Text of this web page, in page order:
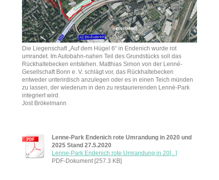
Die Liegenschaft „Auf dem Hügel 6“ in Endenich wurde rot
umrandet. Im Autobahn-nahen Teil des Grundstücks soll das
Rückhaltebecken entstehen. Matthias Simon von der Lenné-
Gesellschaft Bonn e. V. schlägt vor, das Rückhaltebecken
entweder unterirdisch anzulegen oder es in einen Teich münden
zu lassen, der wiederum in den zu restaurierenden Lenné-Park
integriert wird.
Jost Brökelmann
Lenne-Park Endenich rote Umrandung in 2020 und
2025 Stand 27.5.2020
Lenne-Park Endenich rote Umrandung in 20[...]
PDF-Dokument [257.3 KB]